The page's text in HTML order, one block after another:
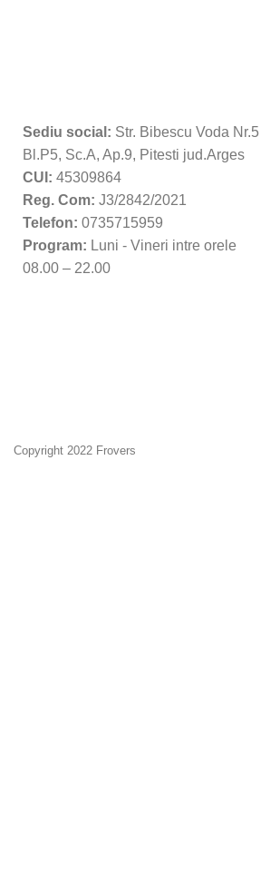
Sediu social: Str. Bibescu Voda Nr.5
Bl.P5, Sc.A, Ap.9, Pitesti jud.Arges
CUI: 45309864
Reg. Com: J3/2842/2021
Telefon: 0735715959
Program: Luni - Vineri intre orele
08.00 – 22.00
Copyright 2022 Frovers